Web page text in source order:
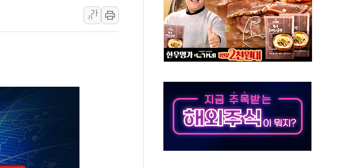
주택 검토, 민주당 스스로 원칙 뒤집는 것"
폐지·공소청 출범…피해자들 '범죄 사각지대' 우려
·인천 경선 발표...김민석 '재역전' vs 정청래 '격차 확대'
크에 금리 인상 우려 후퇴…S&P500 최고치
사 해임 재추진…"26일까지 의혹 소명" 요구
예상 밖 부진에 연준 금리 인상 가능성 낮아지며 상승… STOXX 600 지수는 나흘 연속 최고치
꺾이나…고용 감소에 9월 동결 전망 우세
가
가